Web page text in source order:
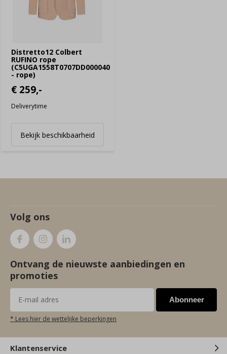
Distretto12 Colbert
RUFINO rope
(C5UGA1558T0707DD000040
- rope)
€ 259,-
Deliverytime
Bekijk beschikbaarheid
Volg ons
Ontvang de nieuwste aanbiedingen en
promoties
Abonneer
* Lees hier de wettelijke beperkingen
Klantenservice